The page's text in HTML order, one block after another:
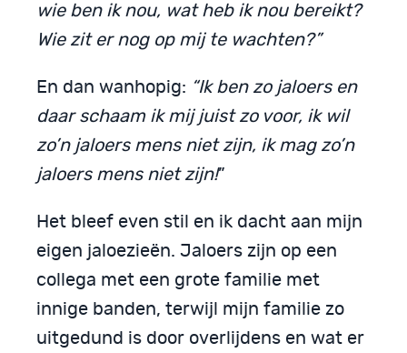
wie ben ik nou, wat heb ik nou bereikt?
Wie zit er nog op mij te wachten?”
En dan wanhopig: “Ik ben zo jaloers en
daar schaam ik mij juist zo voor, ik wil
zo’n jaloers mens niet zijn, ik mag zo’n
jaloers mens niet zijn!”
Het bleef even stil en ik dacht aan mijn
eigen jaloezieën. Jaloers zijn op een
collega met een grote familie met
innige banden, terwijl mijn familie zo
uitgedund is door overlijdens en wat er